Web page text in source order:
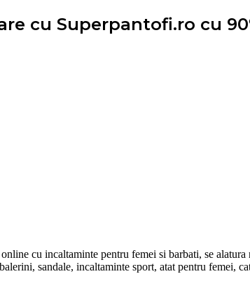
cu Superpantofi.ro cu
cu incaltaminte pentru femei si barbati, se
sandale, incaltaminte sport, atat pentru femei,